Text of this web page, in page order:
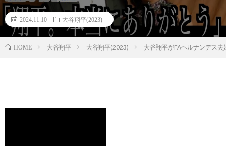
2024.11.10 大谷翔平(2023)
HOME 大谷翔平 大谷翔平(2023) 大谷翔平がFAヘルナンデス